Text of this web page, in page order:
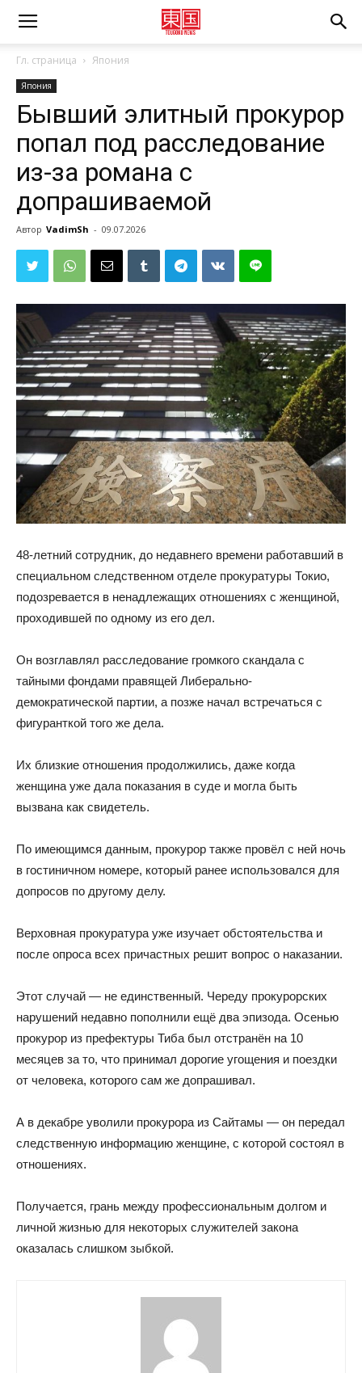
Гл. страница Япония
Япония
Бывший элитный прокурор
попал под расследование
из-за романа с
допрашиваемой
Автор VadimSh - 09.07.2026
48-летний сотрудник, до недавнего времени работавший в
специальном следственном отделе прокуратуры Токио,
подозревается в ненадлежащих отношениях с женщиной,
проходившей по одному из его дел.
Он возглавлял расследование громкого скандала с
тайными фондами правящей Либерально-
демократической партии, а позже начал встречаться с
фигуранткой того же дела.
Их близкие отношения продолжились, даже когда
женщина уже дала показания в суде и могла быть
вызвана как свидетель.
По имеющимся данным, прокурор также провёл с ней ночь
в гостиничном номере, который ранее использовался для
допросов по другому делу.
Верховная прокуратура уже изучает обстоятельства и
после опроса всех причастных решит вопрос о наказании.
Этот случай — не единственный. Череду прокурорских
нарушений недавно пополнили ещё два эпизода. Осенью
прокурор из префектуры Тиба был отстранён на 10
месяцев за то, что принимал дорогие угощения и поездки
от человека, которого сам же допрашивал.
А в декабре уволили прокурора из Сайтамы — он передал
следственную информацию женщине, с которой состоял в
отношениях.
Получается, грань между профессиональным долгом и
личной жизнью для некоторых служителей закона
оказалась слишком зыбкой.